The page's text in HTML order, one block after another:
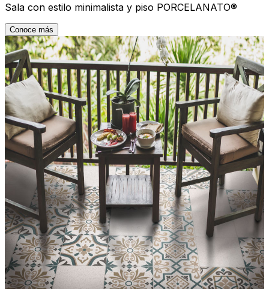
Sala con estilo minimalista y piso PORCELANATO®
Conoce más